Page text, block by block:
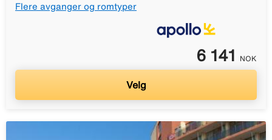
Flere avganger og romtyper
6 141 NOK
Velg